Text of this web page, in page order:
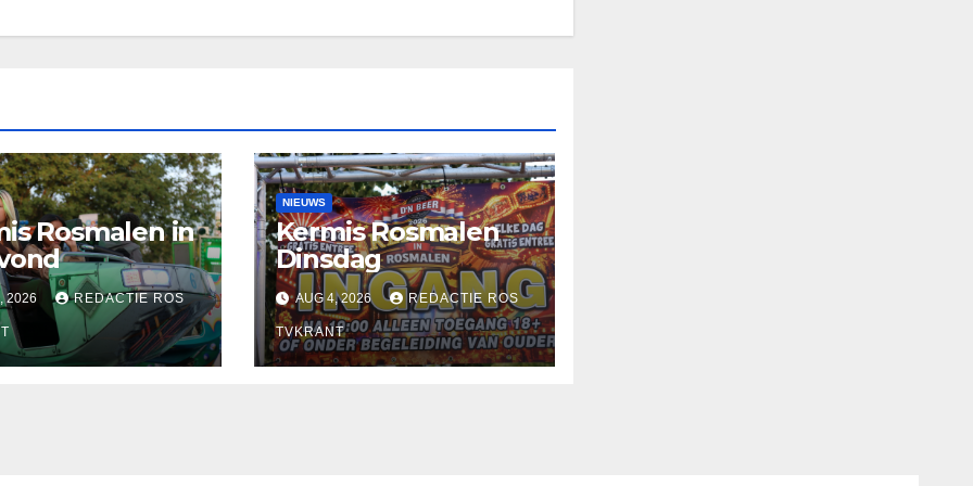
Rosmalen in
2026 REDACTIE ROS
NIEUWS
Kermis Rosmalen
Dinsdag
AUG 4, 2026 REDACTIE ROS
TVKRANT